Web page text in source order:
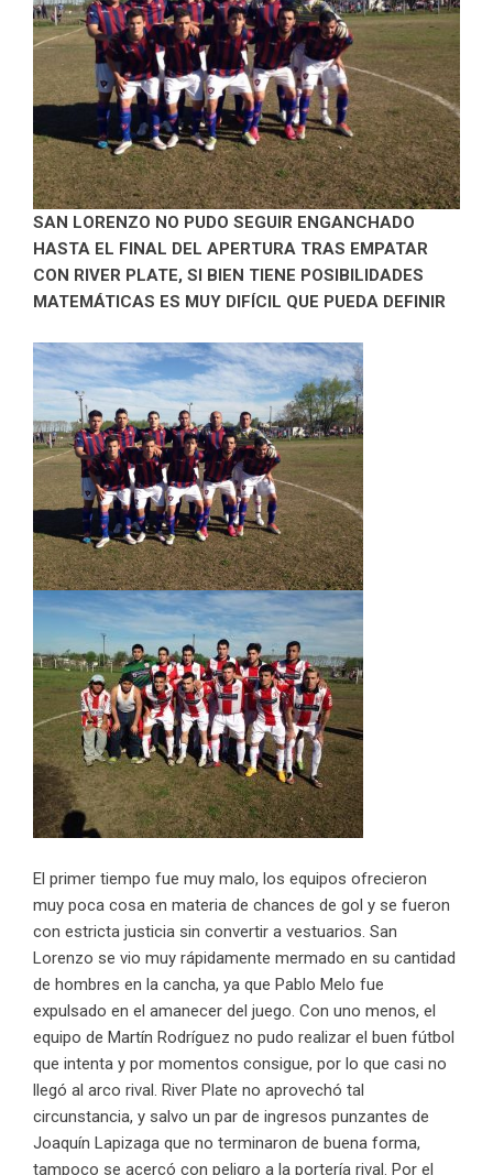
SAN LORENZO NO PUDO SEGUIR ENGANCHADO
HASTA EL FINAL DEL APERTURA TRAS EMPATAR
CON RIVER PLATE, SI BIEN TIENE POSIBILIDADES
MATEMÁTICAS ES MUY DIFÍCIL QUE PUEDA DEFINIR
El primer tiempo fue muy malo, los equipos ofrecieron
muy poca cosa en materia de chances de gol y se fueron
con estricta justicia sin convertir a vestuarios. San
Lorenzo se vio muy rápidamente mermado en su cantidad
de hombres en la cancha, ya que Pablo Melo fue
expulsado en el amanecer del juego. Con uno menos, el
equipo de Martín Rodríguez no pudo realizar el buen fútbol
que intenta y por momentos consigue, por lo que casi no
llegó al arco rival. River Plate no aprovechó tal
circunstancia, y salvo un par de ingresos punzantes de
Joaquín Lapizaga que no terminaron de buena forma,
tampoco se acercó con peligro a la portería rival. Por el